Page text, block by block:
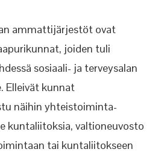
ammattijärjestöt ovat
joiden tuli
sosiaali- ja terveysalan
Elleivät kunnat
näihin yhteistoiminta-
kuntaliitoksia, valtioneuvosto
tai kuntaliitokseen